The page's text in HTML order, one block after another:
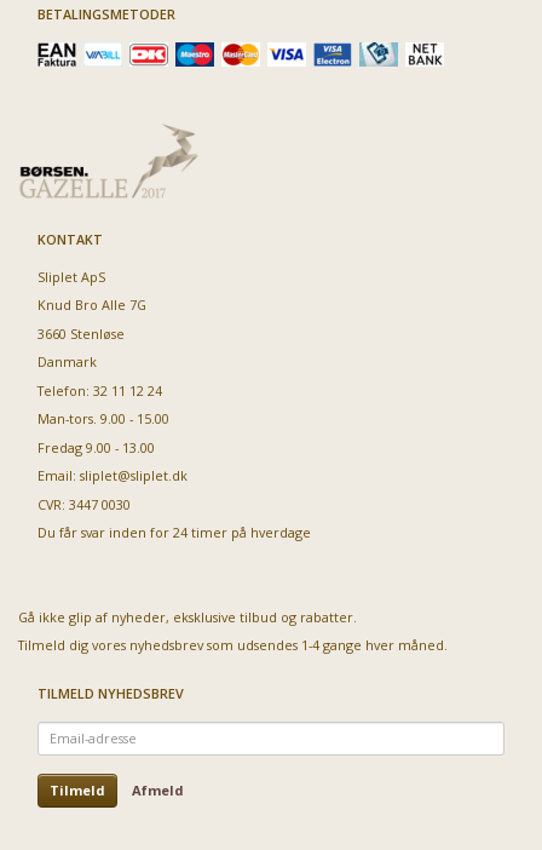
BETALINGSMETODER
KONTAKT
Sliplet ApS
Knud Bro Alle 7G
3660 Stenløse
Danmark
Telefon: 32 11 12 24
Man-tors. 9.00 - 15.00
Fredag 9.00 - 13.00
Email: sliplet@sliplet.dk
CVR: 3447 0030
Du får svar inden for 24 timer på hverdage
Gå ikke glip af nyheder, eksklusive tilbud og rabatter.
Tilmeld dig vores nyhedsbrev som udsendes 1-4 gange hver måned.
TILMELD NYHEDSBREV
Email-
adresse
Tilmeld Afmeld